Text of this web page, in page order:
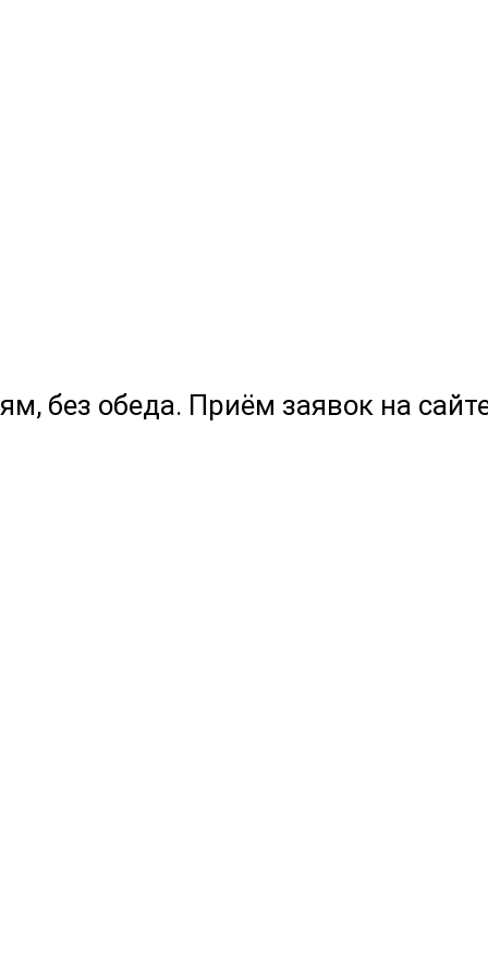
без обеда. Приём заявок на